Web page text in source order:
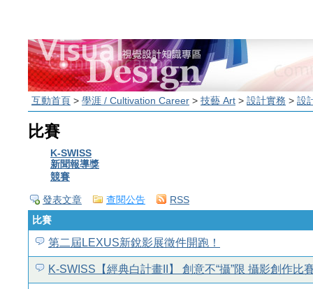
互動首頁 > 學涯 / Cultivation Career > 技藝 Art > 設計實務 > 設
比賽
K-SWISS
新聞報導獎
競賽
發表文章 查閱公告
RSS
比賽
第二屆LEXUS新銳影展徵件開跑！
K-SWISS【經典白計畫II】 創意不“攝”限 攝影創作比